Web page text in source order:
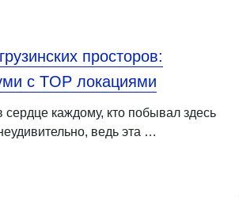
просторов:
с TOP локациями
сердце каждому, кто побывал здесь
ведь эта …